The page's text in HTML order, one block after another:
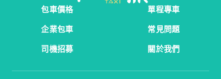
包車價格
單程專車
企業包車
常見問題
司機招募
關於我們